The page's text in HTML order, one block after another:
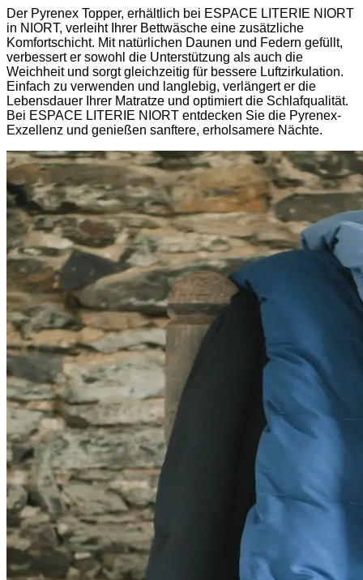
Der Pyrenex Topper, erhältlich bei ESPACE LITERIE NIORT
in NIORT, verleiht Ihrer Bettwäsche eine zusätzliche
Komfortschicht. Mit natürlichen Daunen und Federn gefüllt,
verbessert er sowohl die Unterstützung als auch die
Weichheit und sorgt gleichzeitig für bessere Luftzirkulation.
Einfach zu verwenden und langlebig, verlängert er die
Lebensdauer Ihrer Matratze und optimiert die Schlafqualität.
Bei ESPACE LITERIE NIORT entdecken Sie die Pyrenex-
Exzellenz und genießen sanftere, erholsamere Nächte.